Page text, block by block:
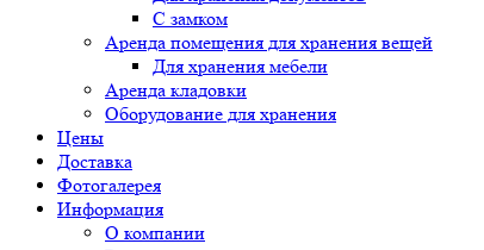
С замком
Аренда помещения для хранения вещей
Для хранения мебели
Аренда кладовки
Оборудование для хранения
Цены
Доставка
Фотогалерея
Информация
О компании